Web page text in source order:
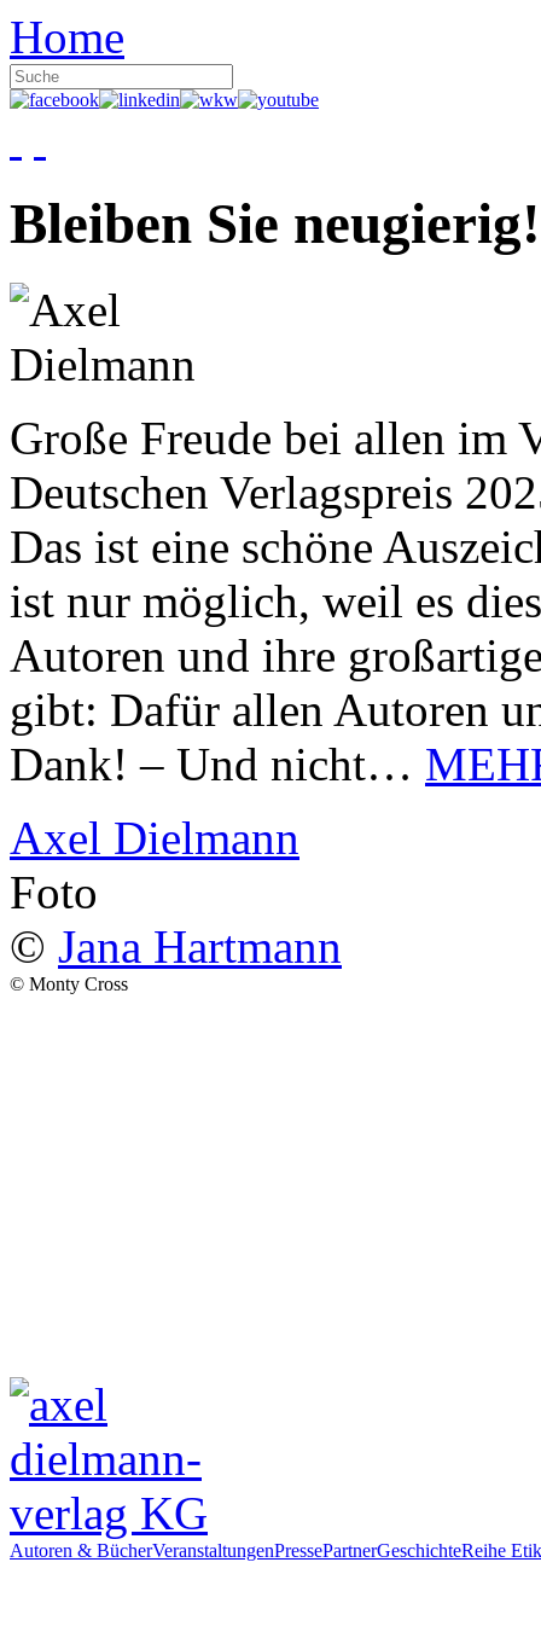
Home
Bleiben Sie neugierig!
Große Freude bei allen im
Deutschen Verlagspreis
Das ist eine schöne
ist nur möglich, weil es
Autoren und ihre
gibt: Dafür allen Autoren
Dank! – Und nicht…
Axel Dielmann
Foto
© Jana Hartmann
© Monty Cross
Autoren & BücherVeranstaltungenPressePartnerGeschichteReihe